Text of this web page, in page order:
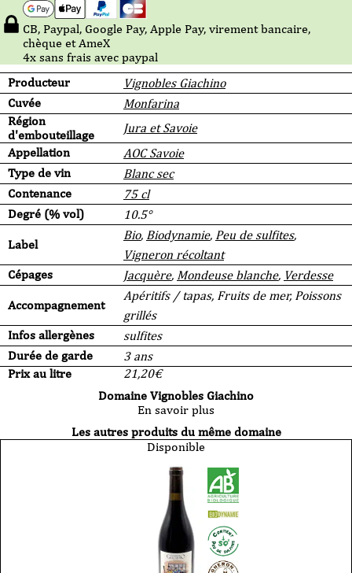
Producteur
Vignobles Giachino
Cuvée
Monfarina
Région
d'embouteillage
Jura et Savoie
Appellation
AOC Savoie
Type de vin
Blanc sec
Contenance
75 cl
Degré (% vol)
10.5°
Label
Bio, Biodynamie, Peu de sulfites,
Vigneron récoltant
Cépages
Jacquère, Mondeuse blanche, Verdesse
Accompagnement
Apéritifs / tapas, Fruits de mer, Poissons
grillés
Infos allergènes
sulfites
Durée de garde
3 ans
Prix au litre
21,20€
CB, Paypal, Google Pay, Apple Pay, virement bancaire,
chèque et AmeX
4x sans frais avec paypal
Domaine Vignobles Giachino
En savoir plus
Les autres produits du même domaine
Disponible